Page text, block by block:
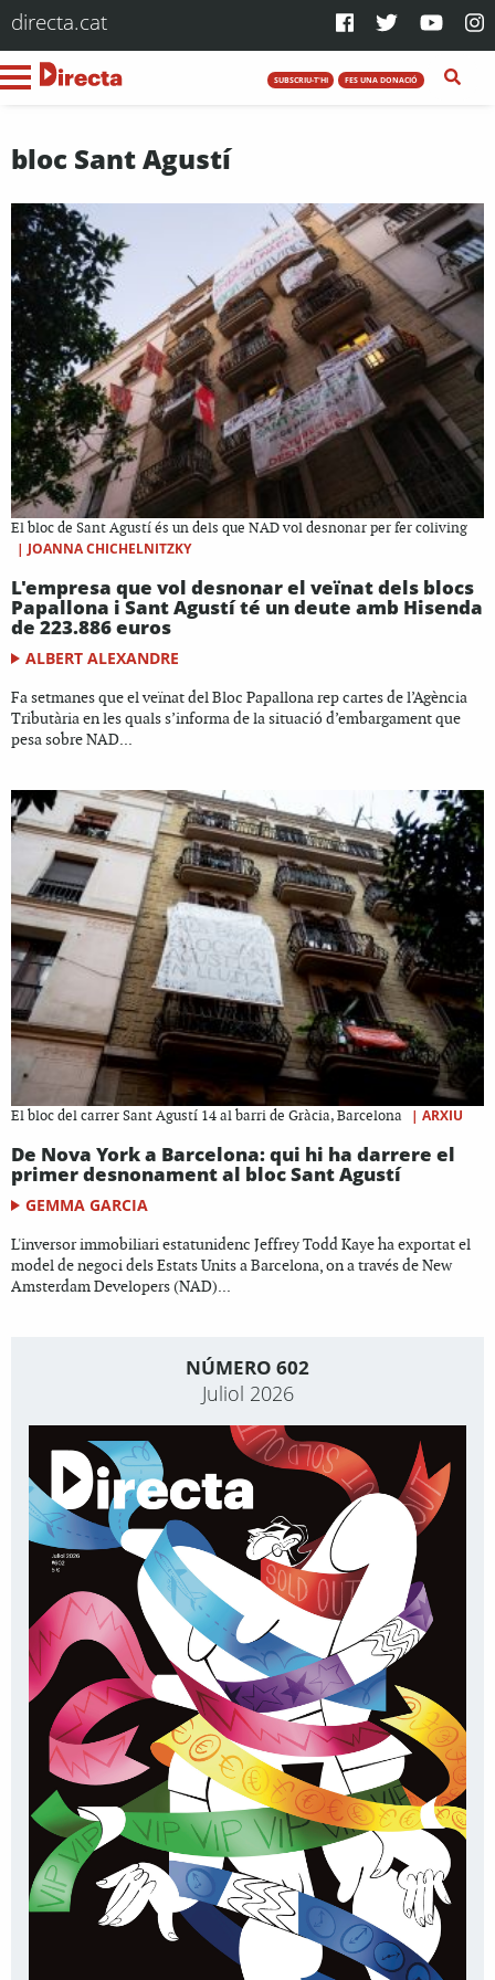
directa.cat
SUBSCRIU-T'HI FES UNA DONACIÓ
bloc Sant Agustí
El bloc de Sant Agustí és un dels que NAD vol desnonar per fer coliving
| JOANNA CHICHELNITZKY
L'empresa que vol desnonar el veïnat dels blocs
Papallona i Sant Agustí té un deute amb Hisenda
de 223.886 euros
ALBERT ALEXANDRE
Fa setmanes que el veïnat del Bloc Papallona rep cartes de l’Agència
Tributària en les quals s’informa de la situació d’embargament que
pesa sobre NAD...
El bloc del carrer Sant Agustí 14 al barri de Gràcia, Barcelona | ARXIU
De Nova York a Barcelona: qui hi ha darrere el
primer desnonament al bloc Sant Agustí
GEMMA GARCIA
L'inversor immobiliari estatunidenc Jeffrey Todd Kaye ha exportat el
model de negoci dels Estats Units a Barcelona, on a través de New
Amsterdam Developers (NAD)...
NÚMERO 602
Juliol 2026